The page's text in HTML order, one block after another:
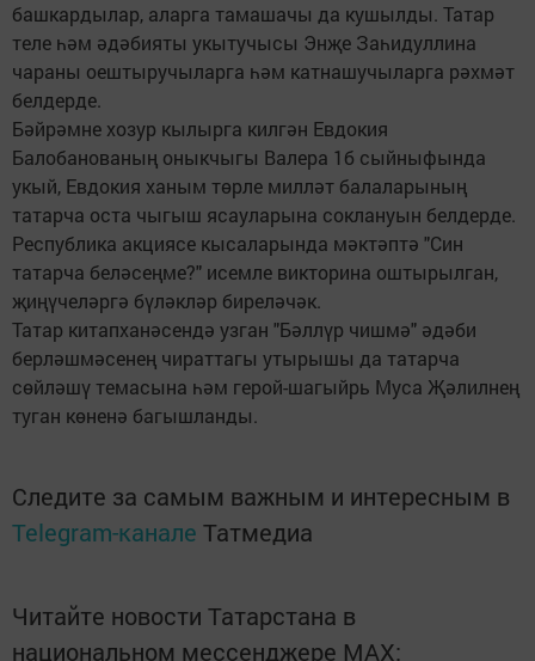
башкардылар, аларга тамашачы да кушылды. Татар
теле һәм әдәбияты укытучысы Энҗе Заһидуллина
чараны оештыручыларга һәм катнашучыларга рәхмәт
белдерде.
Бәйрәмне хозур кылырга килгән Евдокия
Балобанованың оныкчыгы Валера 1б сыйныфында
укый, Евдокия ханым төрле милләт балаларының
татарча оста чыгыш ясауларына соклануын белдерде.
Республика акциясе кысаларында мәктәптә "Син
татарча беләсеңме?" исемле викторина оштырылган,
җиңүчеләргә бүләкләр биреләчәк.
Татар китапханәсендә узган "Бәллүр чишмә" әдәби
берләшмәсенең чираттагы утырышы да татарча
сөйләшү темасына һәм герой-шагыйрь Муса Җәлилнең
туган көненә багышланды.
Следите за самым важным и интересным в
Telegram-канале Татмедиа
Читайте новости Татарстана в
национальном мессенджере MАХ: